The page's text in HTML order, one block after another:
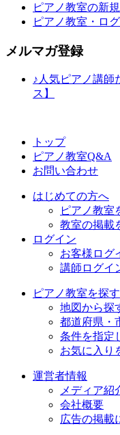
ピアノ教室の新
ピアノ教室・ロ
メルマガ登録
♪人気ピアノ講師
ス】
トップ
ピアノ教室Q&A
お問い合わせ
はじめての方へ
ピアノ教室
教室の掲載
ログイン
お客様ログ
講師ログイ
ピアノ教室を探す
地図から探
都道府県・
条件を指定
お気に入り
運営者情報
メディア紹
会社概要
広告の掲載